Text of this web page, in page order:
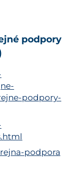
podpory
podpory-
podpora